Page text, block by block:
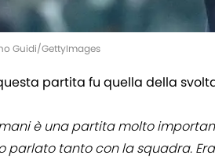
Guidi/GettyImages
partita fu quella della
è una partita molto
parlato tanto con la squadra.